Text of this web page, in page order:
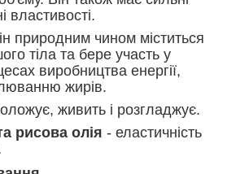
властивості.
природним чином міститься
тіла та бере участь у
виробництва енергії,
жирів.
живить і розгладжує.
рисова олія - еластичність